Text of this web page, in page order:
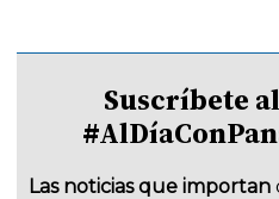
Suscríbete
Las noticias que importan